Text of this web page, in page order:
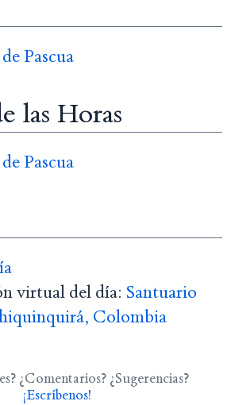
Pascua
las Horas
Pascua
virtual del día: Santuario
Colombia
¿Comentarios? ¿Sugerencias?
¡Escríbenos!